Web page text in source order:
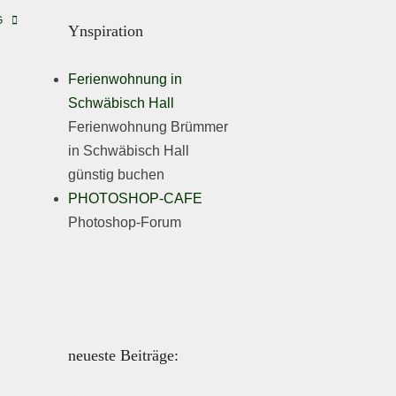
Ynspiration
Ferienwohnung in
Schwäbisch Hall
Ferienwohnung Brümmer
in Schwäbisch Hall
günstig buchen
PHOTOSHOP-CAFE
Photoshop-Forum
neueste Beiträge: